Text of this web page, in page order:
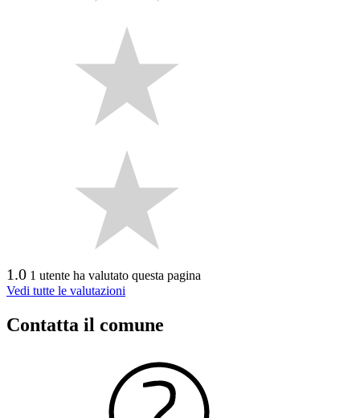
1.0 1 utente ha valutato questa pagina
Vedi tutte le valutazioni
Contatta il comune